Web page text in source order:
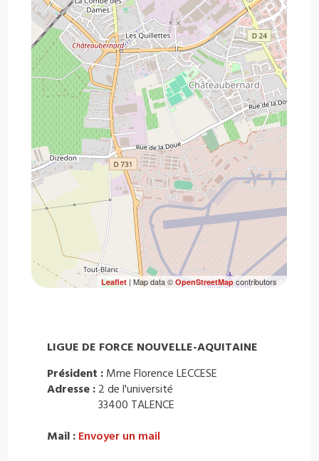
Leaflet| Map data © OpenStreetMapcontributors
LIGUE DE FORCE NOUVELLE-AQUITAINE
Président : Mme Florence LECCESE
Adresse : 2 de l'université
33400 TALENCE
Mail : Envoyer un mail